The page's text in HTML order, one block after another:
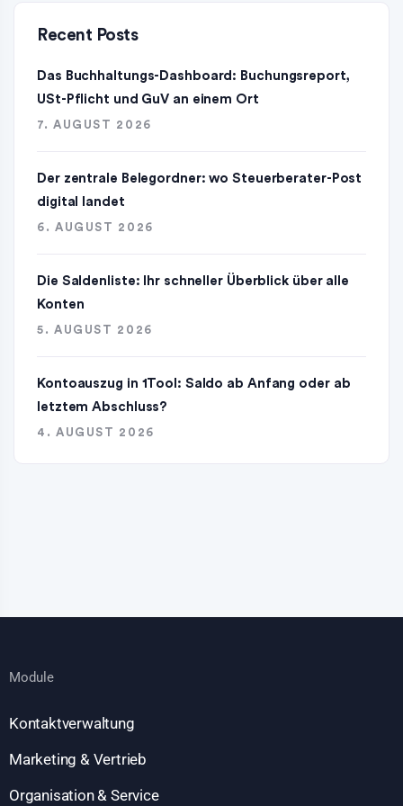
Recent Posts
Das Buchhaltungs-Dashboard: Buchungsreport,
USt-Pflicht und GuV an einem Ort
7. AUGUST 2026
Der zentrale Belegordner: wo Steuerberater-Post
digital landet
6. AUGUST 2026
Die Saldenliste: Ihr schneller Überblick über alle
Konten
5. AUGUST 2026
Kontoauszug in 1Tool: Saldo ab Anfang oder ab
letztem Abschluss?
4. AUGUST 2026
Module
Kontaktverwaltung
Marketing & Vertrieb
Organisation & Service